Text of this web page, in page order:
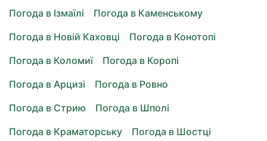
Погода в Ізмаїлі
Погода в Каменському
Погода в Новій Каховці
Погода в Конотопі
Погода в Коломиї
Погода в Коропі
Погода в Арцизі
Погода в Ровно
Погода в Стрию
Погода в Шполі
Погода в Краматорську
Погода в Шостці